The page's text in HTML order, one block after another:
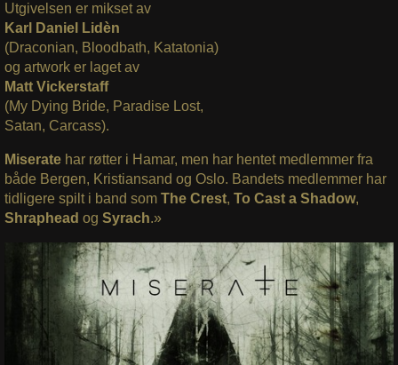
Utgivelsen er mikset av
Karl Daniel Lidèn
(Draconian, Bloodbath, Katatonia)
og artwork er laget av
Matt Vickerstaff
(My Dying Bride, Paradise Lost,
Satan, Carcass).
Miseratehar røtter i Hamar, men har hentet medlemmer fra
både Bergen, Kristiansand og Oslo. Bandets medlemmer har
tidligere spilt i band som The Crest, To Cast a Shadow,
Shraphead og Syrach.»